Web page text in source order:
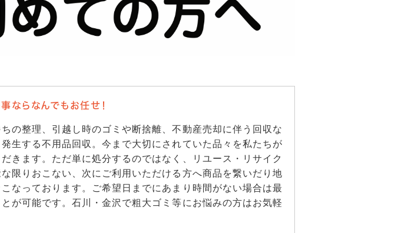
ならなんでもお任せ！
の整理、引越し時のゴミや断捨離、不動産売却に伴う回収な
生する不用品回収。今まで大切にされていた品々を私たちが
きます。ただ単に処分するのではなく、リユース・リサイク
限りおこない、次にご利用いただける方へ商品を繋いだり地
なっております。ご希望日までにあまり時間がない場合は最
が可能です。石川・金沢で粗大ゴミ等にお悩みの方はお気軽